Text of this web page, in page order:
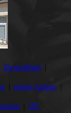
Ziergeflügel
meine Anlage
DE